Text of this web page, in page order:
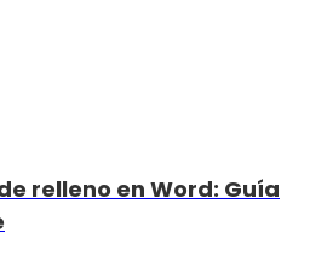
relleno en Word: Guía